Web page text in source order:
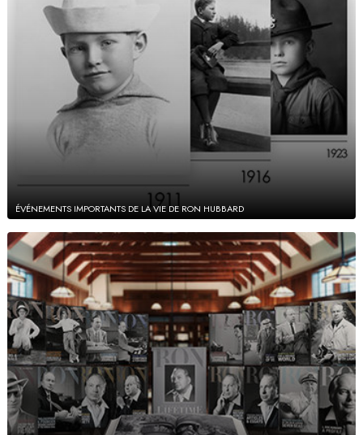
ÉVÉNEMENTS IMPORTANTS DE LA VIE DE RON HUBBARD